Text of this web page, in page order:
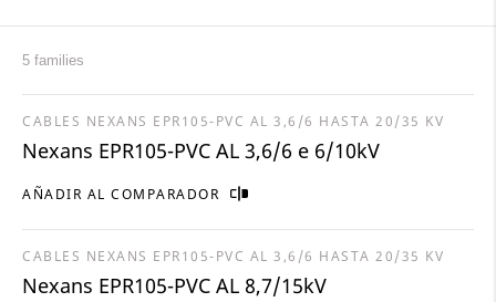
5 families
AÑADIR AL COMPARADOR
CABLES NEXANS EPR105-PVC AL 3,6/6 HASTA 20/35 KV
Nexans EPR105-PVC AL 3,6/6 e 6/10kV
CABLES NEXANS EPR105-PVC AL 3,6/6 HASTA 20/35 KV
Nexans EPR105-PVC AL 8,7/15kV